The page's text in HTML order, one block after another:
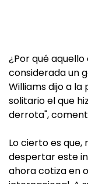
¿Por qué
considerada un
Williams dijo a la
solitario el que
derrota",
Lo cierto es
despertar este
ahora cotiza en